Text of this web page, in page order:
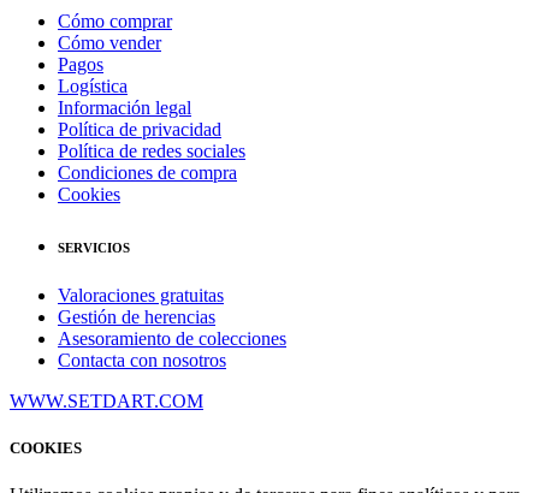
Cómo comprar
Cómo vender
Pagos
Logística
Información legal
Política de privacidad
Política de redes sociales
Condiciones de compra
Cookies
SERVICIOS
Valoraciones gratuitas
Gestión de herencias
Asesoramiento de colecciones
Contacta con nosotros
WWW.SETDART.COM
COOKIES